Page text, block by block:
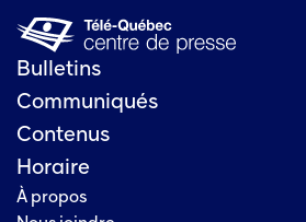
Bulletins
Communiqués
Contenus
Horaire
À propos